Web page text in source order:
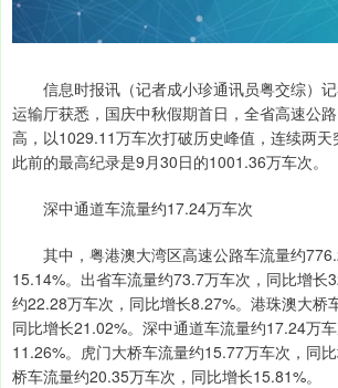
信息时报讯（记者成小珍通讯员粤交综）记
运输厅获悉，国庆中秋假期首日，全省高速公
高，以1029.11万车次打破历史峰值，连续两天
此前的最高纪录是9月30日的1001.36万车次。
深中通道车流量约17.24万车次
其中，粤港澳大湾区高速公路车流量约
15.14%。出省车流量约73.7万车次，同比增长
约22.28万车次，同比增长8.27%。港珠澳大桥
同比增长21.02%。深中通道车流量约17.24万
11.26%。虎门大桥车流量约15.77万车次，同
桥车流量约20.35万车次，同比增长15.81%。